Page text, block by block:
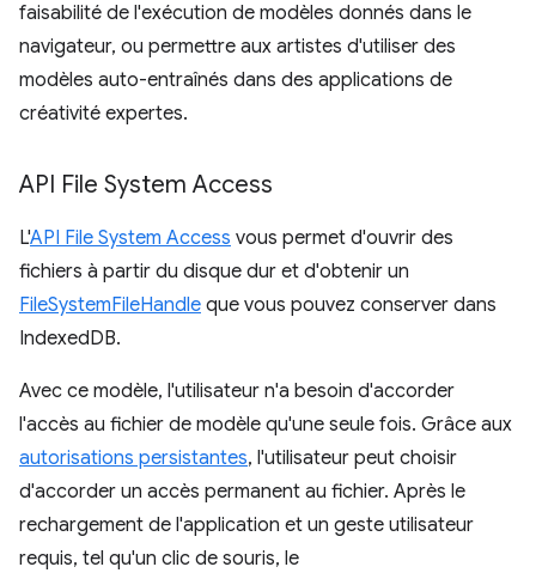
faisabilité de l'exécution de modèles donnés dans le
navigateur, ou permettre aux artistes d'utiliser des
modèles auto-entraînés dans des applications de
créativité expertes.
API File System Access
L'API File System Access vous permet d'ouvrir des
fichiers à partir du disque dur et d'obtenir un
FileSystemFileHandle que vous pouvez conserver dans
IndexedDB.
Avec ce modèle, l'utilisateur n'a besoin d'accorder
l'accès au fichier de modèle qu'une seule fois. Grâce aux
autorisations persistantes, l'utilisateur peut choisir
d'accorder un accès permanent au fichier. Après le
rechargement de l'application et un geste utilisateur
requis, tel qu'un clic de souris, le